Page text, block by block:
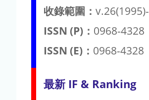
收錄範圍： v.26(1995)-
ISSN (P)： 0968-4328
ISSN (E)： 0968-4328
最新 IF & Ranking